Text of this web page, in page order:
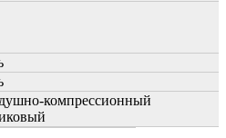
компрессионный